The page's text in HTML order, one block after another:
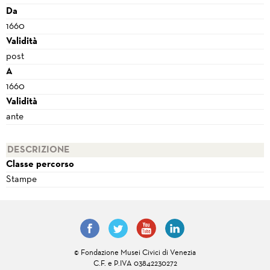
Da
1660
Validità
post
A
1660
Validità
ante
DESCRIZIONE
Classe percorso
Stampe
© Fondazione Musei Civici di Venezia
C.F. e P.IVA 03842230272